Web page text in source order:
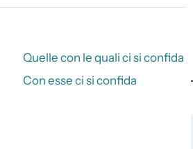
Quelle con le quali ci si confida
Con esse ci si confida